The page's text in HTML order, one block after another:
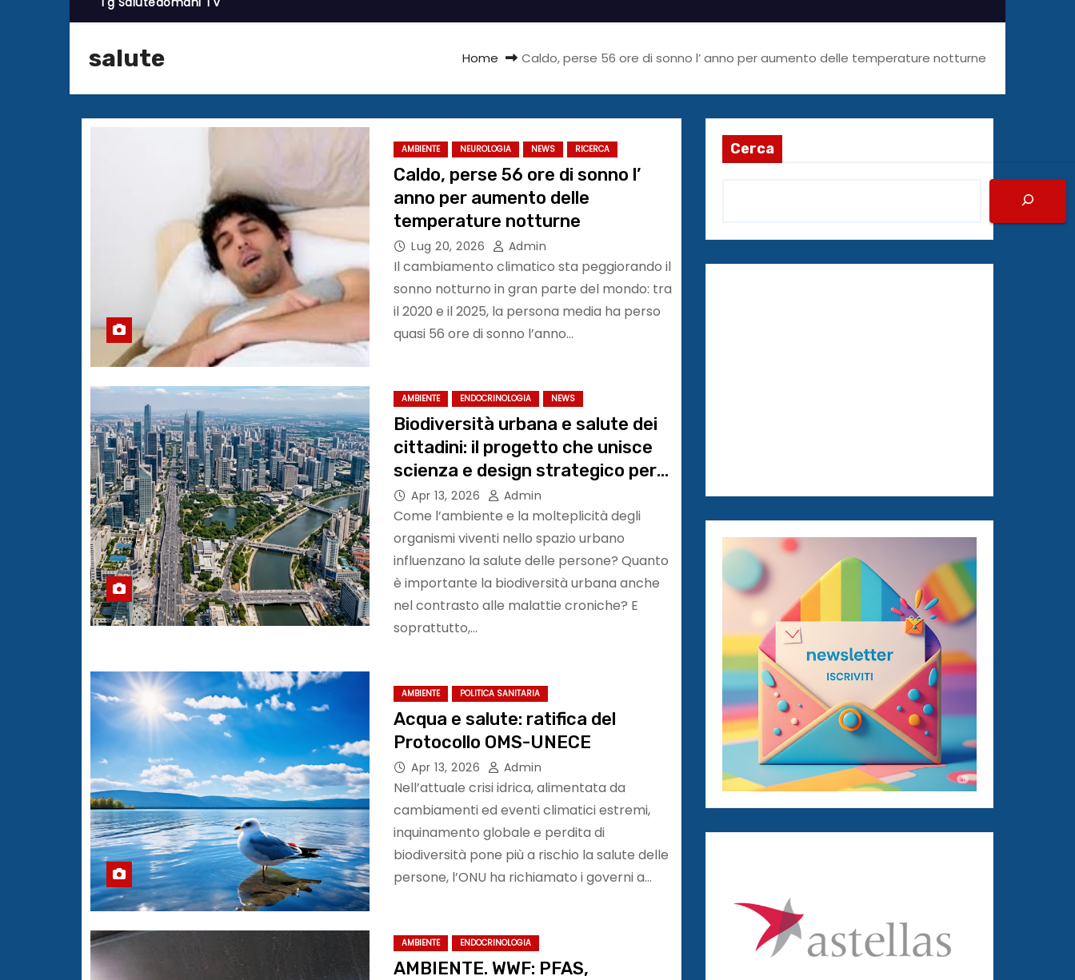
salute Home Caldo, perse 56 ore di sonno l’ anno per aumento delle temperature notturne
AMBIENTE NEUROLOGIA NEWS RICERCA
Caldo, perse 56 ore di sonno l’
anno per aumento delle
temperature notturne
Lug 20, 2026 Admin
Il cambiamento climatico sta peggiorando il
sonno notturno in gran parte del mondo: tra
il 2020 e il 2025, la persona media ha perso
quasi 56 ore di sonno l’anno…
AMBIENTE ENDOCRINOLOGIA NEWS
Biodiversità urbana e salute dei
cittadini: il progetto che unisce
scienza e design strategico per
la salute nelle città
Apr 13, 2026 Admin
Come l’ambiente e la molteplicità degli
organismi viventi nello spazio urbano
influenzano la salute delle persone? Quanto
è importante la biodiversità urbana anche
nel contrasto alle malattie croniche? E
soprattutto,…
AMBIENTE POLITICA SANITARIA
Acqua e salute: ratifica del
Protocollo OMS-UNECE
Apr 13, 2026 Admin
Nell’attuale crisi idrica, alimentata da
cambiamenti ed eventi climatici estremi,
inquinamento globale e perdita di
biodiversità pone più a rischio la salute delle
persone, l’ONU ha richiamato i governi a…
AMBIENTE ENDOCRINOLOGIA
AMBIENTE. WWF: PFAS,
Cerca